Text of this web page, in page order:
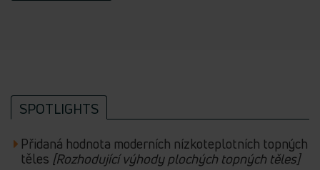
SPOTLIGHTS
Přidaná hodnota moderních nízkoteplotních topných
těles [Rozhodující výhody plochých topných těles]